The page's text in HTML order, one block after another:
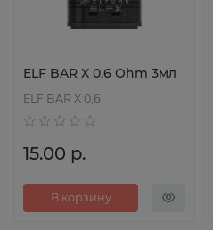
ELF BAR X 0,6 Ohm 3мл
ELF BAR X 0,6
15.00 р.
В корзину